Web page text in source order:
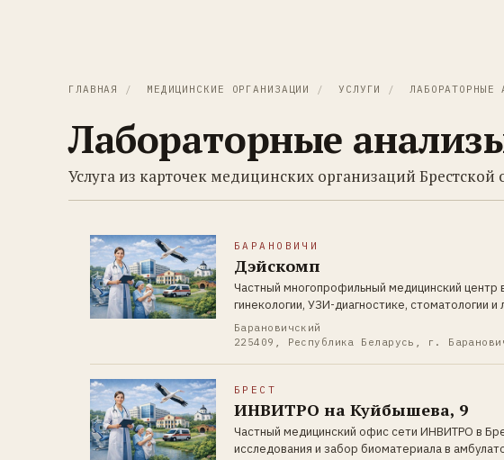
ГЛАВНАЯ / МЕДИЦИНСКИЕ ОРГАНИЗАЦИИ / УСЛУГИ / ЛАБОРАТОРНЫЕ
Лабораторные
Услуга из карточек медицинских организаций Брестской
БАРАНОВИЧИ
Дэйскомп
Частный многопрофильный медицинский центр
гинекологии, УЗИ-диагностике, стоматологии
Барановичский
225409, Республика Беларусь, г.
БРЕСТ
ИНВИТРО на Куйбышева, 9
Частный медицинский офис сети ИНВИТРО в
исследования и забор биоматериала в